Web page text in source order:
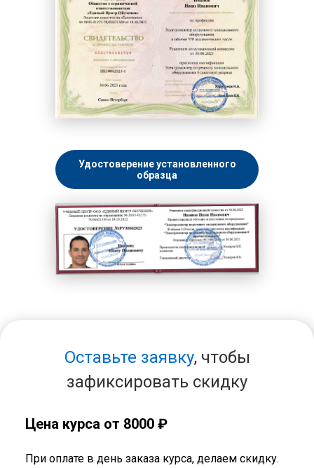
Удостоверение установленного
образца
Оставьте заявку, чтобы
зафиксировать скидку
Цена курса от 8000 ₽
При оплате в день заказа курса, делаем скидку.